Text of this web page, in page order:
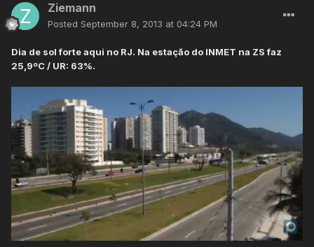
Ziemann
Posted September 8, 2013 at 04:24 PM
Dia de sol forte aqui no RJ. Na estação do INMET na ZS faz
25,9ºC / UR: 63%.